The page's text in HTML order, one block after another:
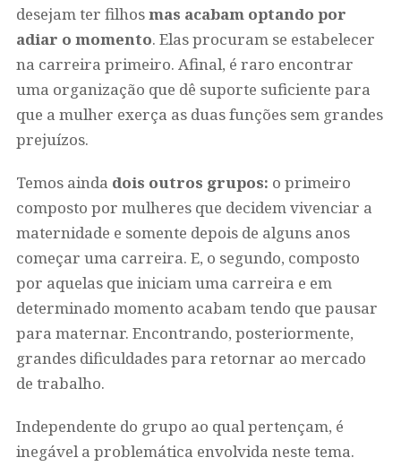
desejam ter filhosmas acabam optando por
adiar o momento. Elas procuram se estabelecer
na carreira primeiro. Afinal, é raro encontrar
uma organização que dê suporte suficiente para
que a mulher exerça as duas funções sem grandes
prejuízos.
Temos ainda dois outros grupos: o primeiro
composto por mulheres que decidem vivenciar a
maternidade e somente depois de alguns anos
começar uma carreira. E, o segundo, composto
por aquelas que iniciam uma carreira e em
determinado momento acabam tendo que pausar
para maternar. Encontrando, posteriormente,
grandes dificuldades para retornar ao mercado
de trabalho.
Independente do grupo ao qual pertençam, é
inegável a problemática envolvida neste tema.